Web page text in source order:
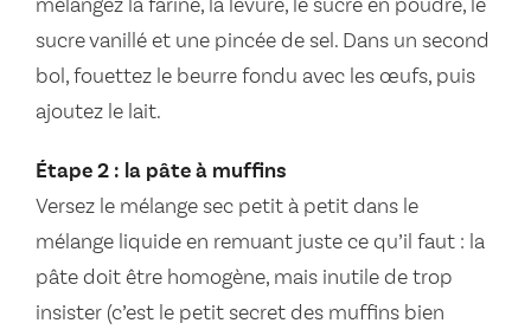
mélangez la farine, la levure, le sucre en poudre, le
sucre vanillé et une pincée de sel. Dans un second
bol, fouettez le beurre fondu avec les œufs, puis
ajoutez le lait.
Étape 2 : la pâte à muffins
Versez le mélange sec petit à petit dans le
mélange liquide en remuant juste ce qu’il faut : la
pâte doit être homogène, mais inutile de trop
insister (c’est le petit secret des muffins bien